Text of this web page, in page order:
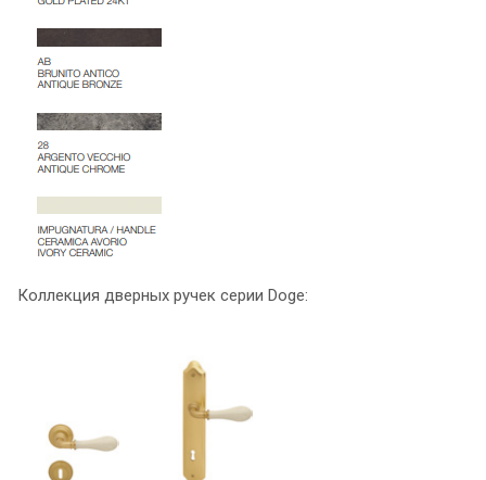
Коллекция дверных ручек серии Doge: